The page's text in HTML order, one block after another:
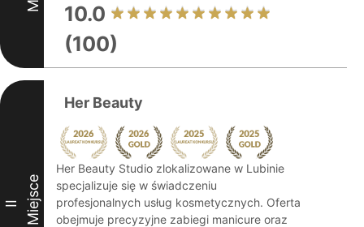
10.0
(100)
II Miejsce
Her Beauty
Her Beauty Studio zlokalizowane w Lubinie
specjalizuje się w świadczeniu
profesjonalnych usług kosmetycznych. Oferta
obejmuje precyzyjne zabiegi manicure oraz